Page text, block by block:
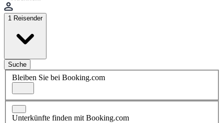
1 Reisender
Suche
Bleiben Sie bei Booking.com
Unterkünfte finden mit Booking.com